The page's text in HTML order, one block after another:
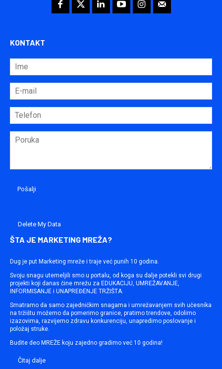
KONTAKT
Delete My Data
ŠTA JE MARKETING MREŽA?
Dug je put Marketing mreže i traje već punih 10 godina.
Svoju snagu utemeljili smo u portalu, od koga su dalje potekli svi drugi
projekti koji danas čine mrežu za EDUKACIJU, UMREŽAVANJE,
INFORMISANJE i UNAPREĐENJE TRŽIŠTA.
Smatramo da samo zajedničkim snagama i umrežavanjem svih učesnika
na tržištu možemo da pomerimo granice, pratimo trendove, odolimo
izazovima, razvijemo zdravu konkurenciju, unapredimo poslovanje i
položaj struke.
Budite deo MREŽE koju zajedno gradimo već 10 godina!
Čitaj dalje